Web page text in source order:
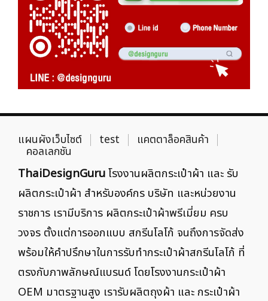
แผนผังเว็บไซต์ test แคตตาล็อคสินค้า
คอลเลกชัน
ThaiDesignGuruโรงงานผลิตกระเป๋าผ้า และ รับ
ผลิตกระเป๋าผ้า สำหรับองค์กร บริษัท และหน่วยงาน
ราชการ เรามีบริการ ผลิตกระเป๋าผ้าพรีเมี่ยม ครบ
วงจร ตั้งแต่การออกแบบ สกรีนโลโก้ จนถึงการจัดส่ง
พร้อมให้คำปรึกษาในการรับทำกระเป๋าผ้าสกรีนโลโก้ ที่
ตรงกับภาพลักษณ์แบรนด์ โดยโรงงานกระเป๋าผ้า
OEM มาตรฐานสูง เรารับผลิตถุงผ้า และ กระเป๋าผ้า